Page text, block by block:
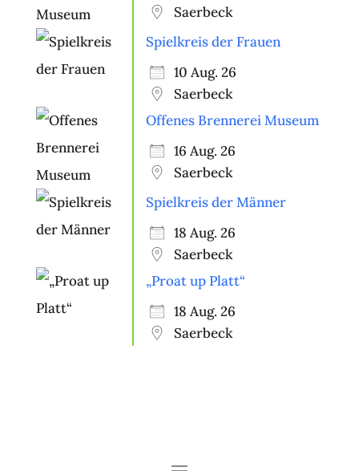
Saerbeck
Spielkreis der Frauen
10 Aug. 26
Saerbeck
Offenes Brennerei Museum
16 Aug. 26
Saerbeck
Spielkreis der Männer
18 Aug. 26
Saerbeck
„Proat up Platt“
18 Aug. 26
Saerbeck